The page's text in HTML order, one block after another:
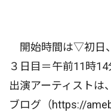
開始時間は▽初日
３日目＝午前11時
出演アーティストは
ブログ（https://